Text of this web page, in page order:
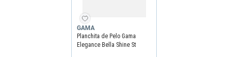
GAMA
Planchita de Pelo Gama
Elegance Bella Shine St